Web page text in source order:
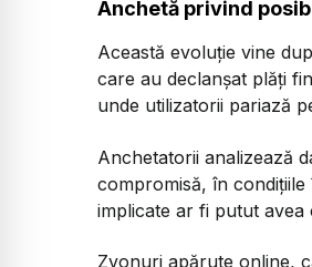
Anchetă privind
Această evoluție vine
care au declanșat plăți
unde utilizatorii pariază
Anchetatorii analizează
compromisă, în
implicate ar fi putut
Zvonuri apărute online,